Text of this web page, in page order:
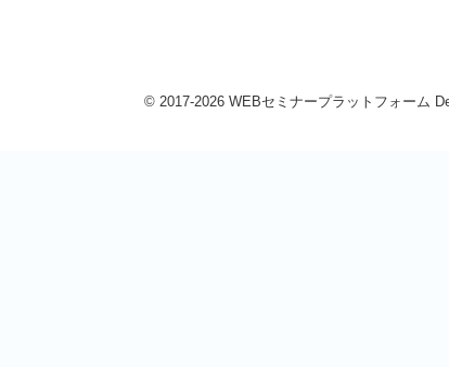
© 2017-2026 WEBセミナープラットフォーム